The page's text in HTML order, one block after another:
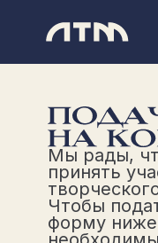
Мы рады,
принять
Чтобы
форму